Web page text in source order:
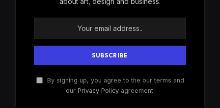
By signing up, you agree to the our terms and
our Privacy Policyagreement.